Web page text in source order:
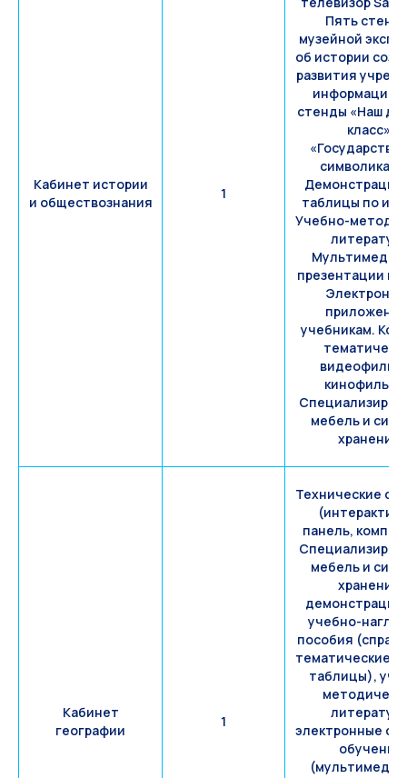
Кабинет истории
и обществознания
1
Пять
музейной
об истории
развития
стенды «Наш
класс»,
символика
таблицы по
Учебно-
презентации к
учебникам.
мебель и
хранения.
Кабинет
географии
1
Технические
панель,
мебель и
хранения,
учебно-
пособия
тематические
таблицы),
электронные
обучения